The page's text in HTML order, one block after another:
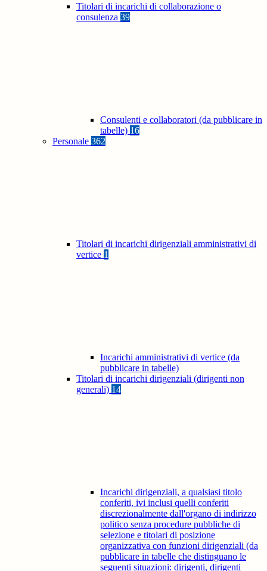
Titolari di incarichi di collaborazione o
consulenza 39
Consulenti e collaboratori (da pubblicare in
tabelle) 16
Personale 362
Titolari di incarichi dirigenziali amministrativi di
vertice 1
Incarichi amministrativi di vertice (da
pubblicare in tabelle)
Titolari di incarichi dirigenziali (dirigenti non
generali) 14
Incarichi dirigenziali, a qualsiasi titolo
conferiti, ivi inclusi quelli conferiti
discrezionalmente dall'organo di indirizzo
politico senza procedure pubbliche di
selezione e titolari di posizione
organizzativa con funzioni dirigenziali (da
pubblicare in tabelle che distinguano le
seguenti situazioni: dirigenti, dirigenti